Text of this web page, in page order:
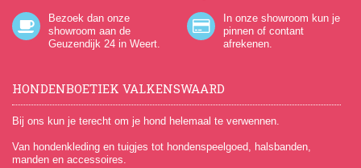
Bezoek dan onze
showroom aan de
Geuzendijk 24 in Weert.
In onze showroom kun je
pinnen of contant
afrekenen.
HONDENBOETIEK VALKENSWAARD
Bij ons kun je terecht om je hond helemaal te verwennen.
Van hondenkleding en tuigjes tot hondenspeelgoed, halsbanden,
manden en accessoires.